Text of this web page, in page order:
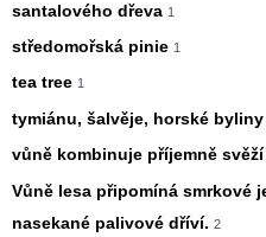
santalového dřeva 1
středomořská pinie 1
tea tree 1
tymiánu, šalvěje, horské byliny
vůně kombinuje příjemně
Vůně lesa připomíná smrkové
nasekané palivové dříví. 2